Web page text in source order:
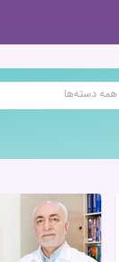
همه دسته‌ها